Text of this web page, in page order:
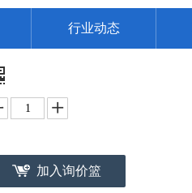
行业动态
加入询价篮